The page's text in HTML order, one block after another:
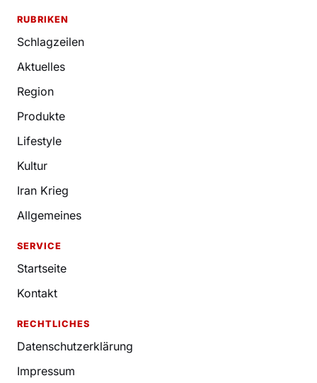
RUBRIKEN
Schlagzeilen
Aktuelles
Region
Produkte
Lifestyle
Kultur
Iran Krieg
Allgemeines
SERVICE
Startseite
Kontakt
RECHTLICHES
Datenschutzerklärung
Impressum